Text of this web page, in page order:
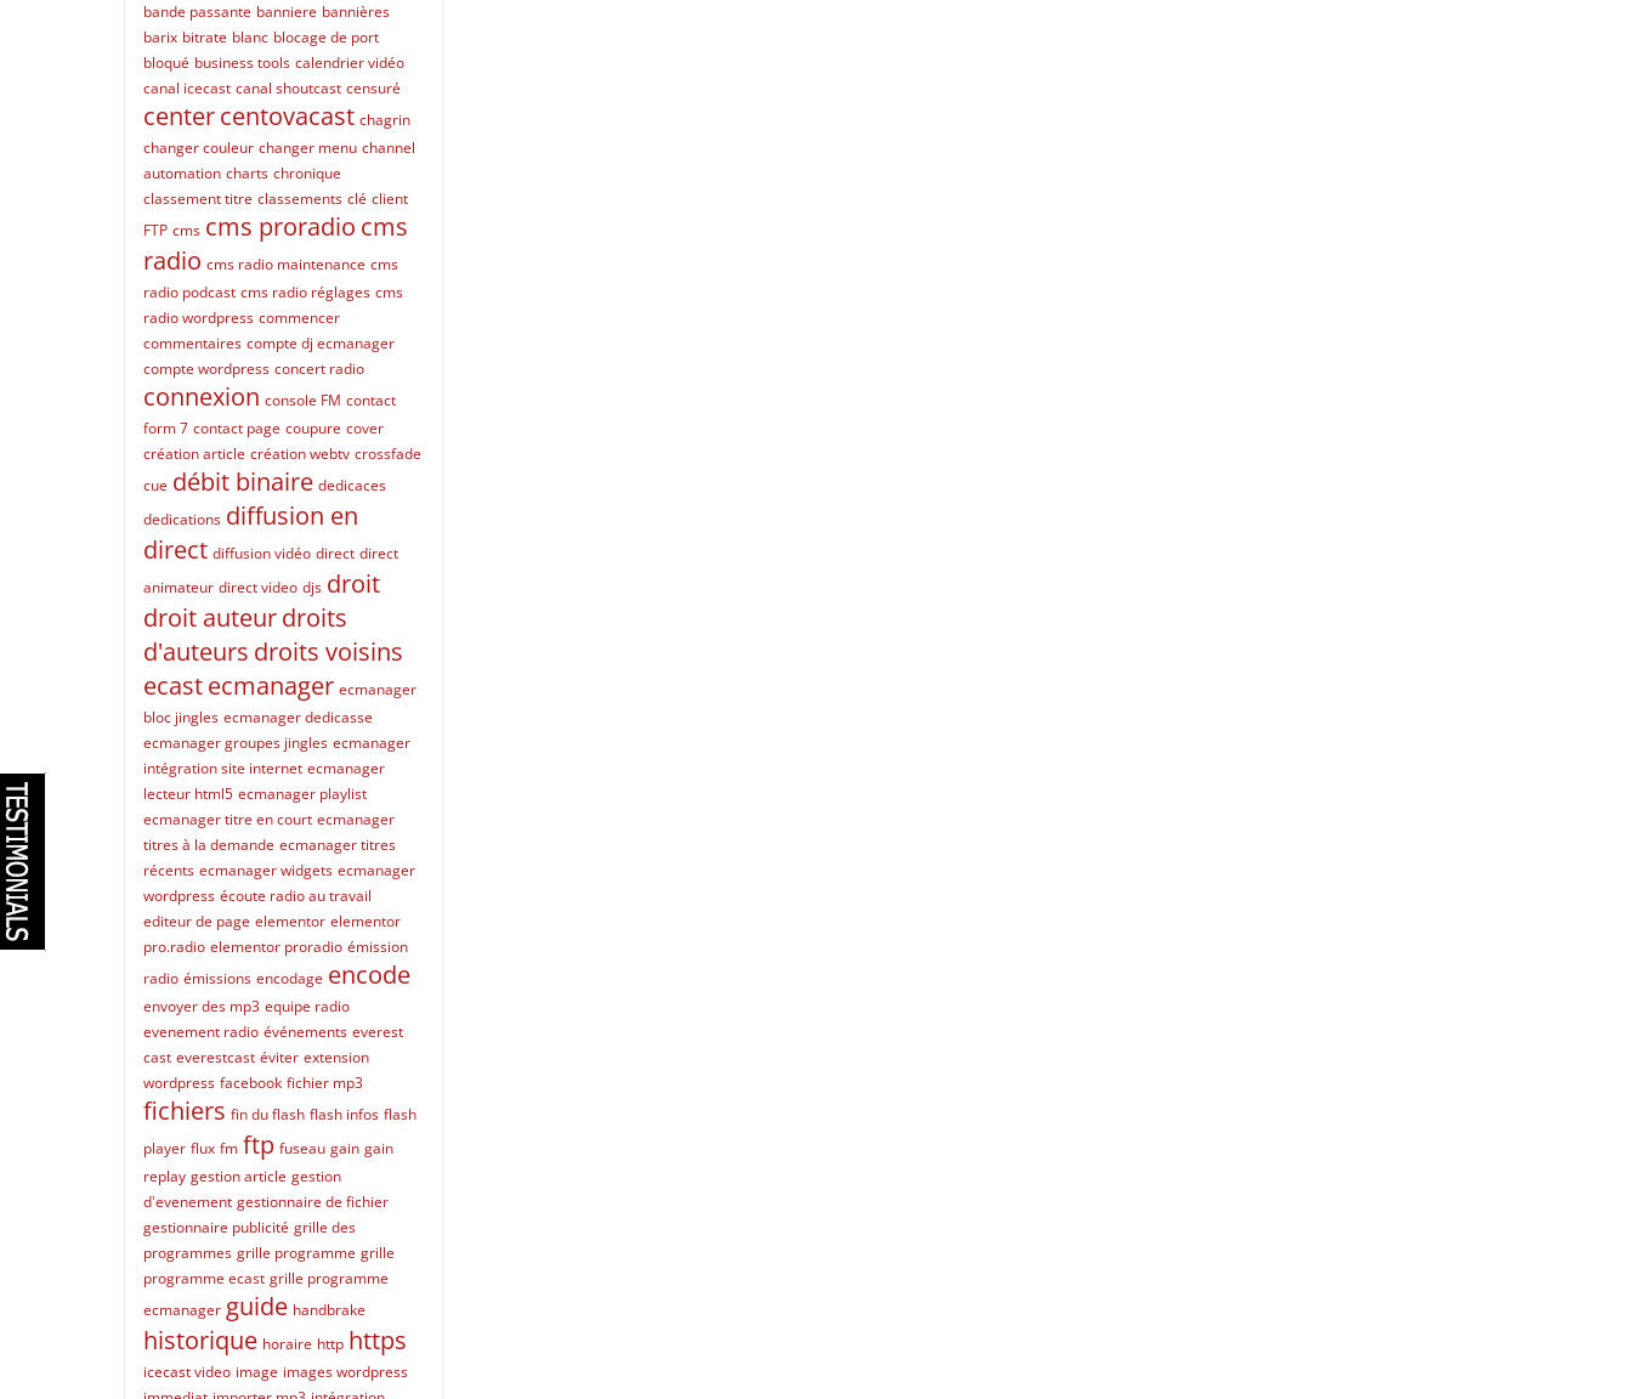
bande passante banniere bannières
barix bitrate blanc blocage de port
bloqué business tools calendrier vidéo
canal icecast canal shoutcast censuré
centercentovacast chagrin
changer couleur changer menu channel
automation charts chronique
classement titre classements clé client
FTP cms cms proradio cms
radio cms radio maintenance cms
radio podcast cms radio réglages cms
radio wordpress commencer
commentaires compte dj ecmanager
compte wordpress concert radio
connexion console FM contact
form 7 contact page coupure cover
création article création webtv crossfade
cue débit binaire dedicaces
dedications diffusion en
direct diffusion vidéo direct direct
animateur direct video djs droit
droit auteurdroits
d'auteurs droits voisins
ecastecmanager ecmanager
bloc jingles ecmanager dedicasse
ecmanager groupes jingles ecmanager
intégration site internet ecmanager
lecteur html5 ecmanager playlist
ecmanager titre en court ecmanager
titres à la demande ecmanager titres
récents ecmanager widgets ecmanager
wordpress écoute radio au travail
editeur de page elementor elementor
pro.radio elementor proradio émission
radio émissions encodage encode
envoyer des mp3 equipe radio
evenement radio événements everest
cast everestcast éviter extension
wordpress facebook fichier mp3
fichiers fin du flash flash infos flash
player flux fm ftp fuseau gain gain
replay gestion article gestion
d'evenement gestionnaire de fichier
gestionnaire publicité grille des
programmes grille programme grille
programme ecast grille programme
ecmanager guide handbrake
historique horaire http https
icecast video image images wordpress